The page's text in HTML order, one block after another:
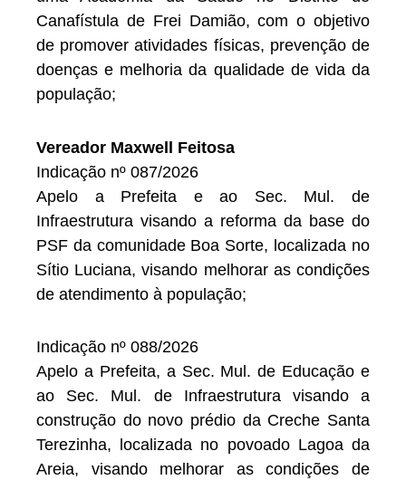
Canafístula de Frei Damião, com o objetivo
de promover atividades físicas, prevenção de
doenças e melhoria da qualidade de vida da
população;
Vereador Maxwell Feitosa
Indicação nº 087/2026
Apelo a Prefeita e ao Sec. Mul. de
Infraestrutura visando a reforma da base do
PSF da comunidade Boa Sorte, localizada no
Sítio Luciana, visando melhorar as condições
de atendimento à população;
Indicação nº 088/2026
Apelo a Prefeita, a Sec. Mul. de Educação e
ao Sec. Mul. de Infraestrutura visando a
construção do novo prédio da Creche Santa
Terezinha, localizada no povoado Lagoa da
Areia, visando melhorar as condições de